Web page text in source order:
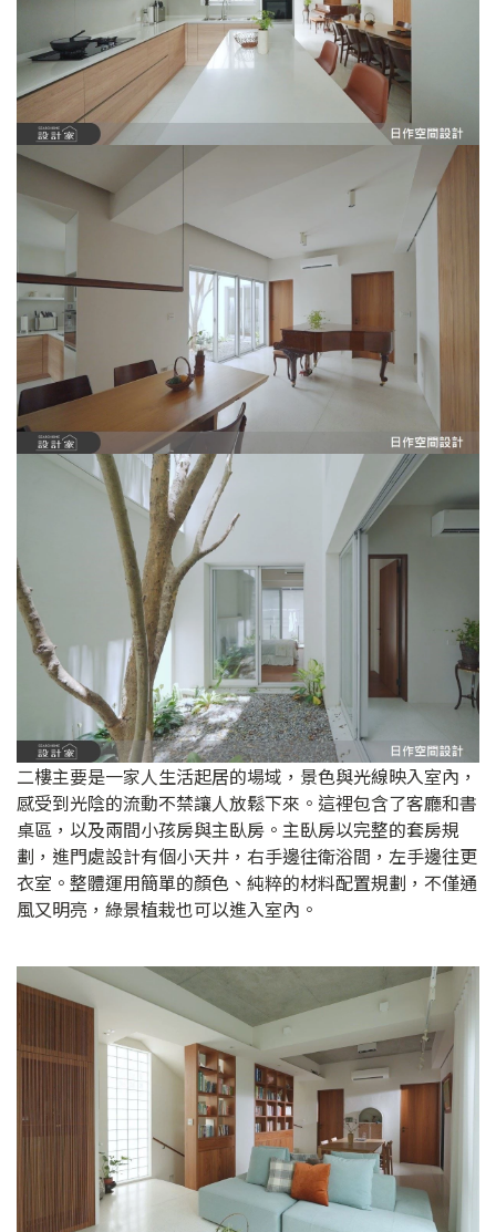
二樓主要是一家人生活起居的場域，景色與光線映入室內，
感受到光陰的流動不禁讓人放鬆下來。這裡包含了客廳和書
桌區，以及兩間小孩房與主臥房。主臥房以完整的套房規
劃，進門處設計有個小天井，右手邊往衛浴間，左手邊往更
衣室。整體運用簡單的顏色、純粹的材料配置規劃，不僅通
風又明亮，綠景植栽也可以進入室內。